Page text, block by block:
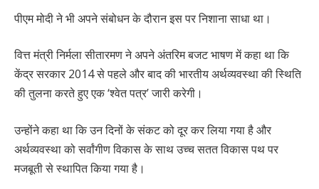
पीएम मोदी ने भी अपने संबोधन के दौरान इस पर निशाना साधा था।
वित्त मंत्री निर्मला सीतारमण ने अपने अंतरिम बजट भाषण में कहा था कि
केंद्र सरकार 2014 से पहले और बाद की भारतीय अर्थव्यवस्था की स्थिति
की तुलना करते हुए एक ‘श्वेत पत्र’ जारी करेगी।
उन्होंने कहा था कि उन दिनों के संकट को दूर कर लिया गया है और
अर्थव्यवस्था को सर्वांगीण विकास के साथ उच्च सतत विकास पथ पर
मजबूती से स्थापित किया गया है।